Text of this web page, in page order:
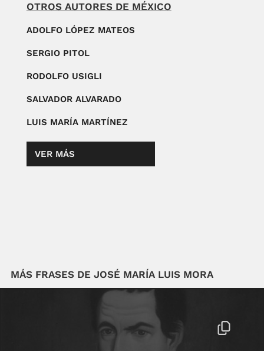
OTROS AUTORES DE MÉXICO
ADOLFO LÓPEZ MATEOS
SERGIO PITOL
RODOLFO USIGLI
SALVADOR ALVARADO
LUIS MARÍA MARTÍNEZ
VER MÁS
MÁS FRASES DE JOSÉ MARÍA LUIS MORA